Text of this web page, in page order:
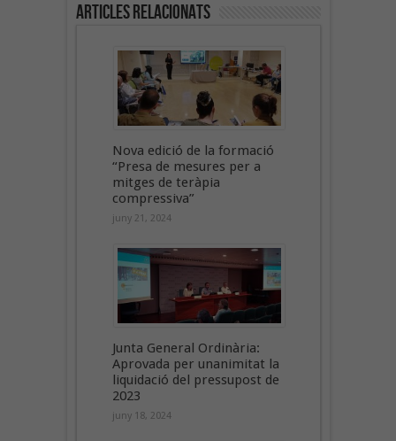
Articles Relacionats
Nova edició de la formació
“Presa de mesures per a
mitges de teràpia
compressiva”
juny 21, 2024
Junta General Ordinària:
Aprovada per unanimitat la
liquidació del pressupost de
2023
juny 18, 2024